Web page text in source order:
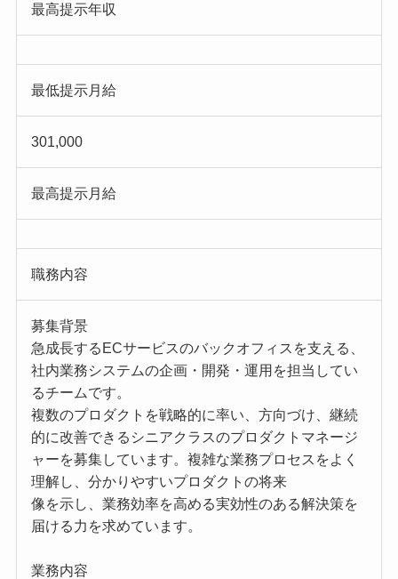
最高提示年収
最低提示月給
301,000
最高提示月給
職務内容
募集背景
急成長するECサービスのバックオフィスを支える、
社内業務システムの企画・開発・運用を担当してい
るチームです。
複数のプロダクトを戦略的に率い、方向づけ、継続
的に改善できるシニアクラスのプロダクトマネージ
ャーを募集しています。複雑な業務プロセスをよく
理解し、分かりやすいプロダクトの将来
像を示し、業務効率を高める実効性のある解決策を
届ける力を求めています。
業務内容